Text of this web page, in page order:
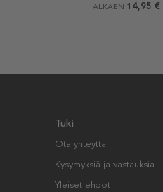
ALKAEN 14,95 €
Tuki
Ota yhteyttä
Kysymyksiä ja vastauksia
Yleiset ehdot